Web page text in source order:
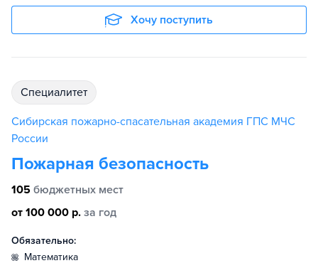
Хочу поступить
специалитет
Сибирская пожарно-спасательная академия ГПС МЧС
России
Пожарная безопасность
105 бюджетных мест
от 100 000 р. за год
Обязательно:
математика